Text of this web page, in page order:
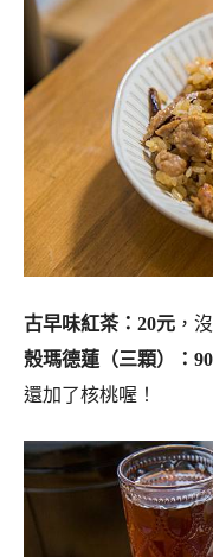
古早味紅茶：20元 ，
殼瑪德蓮（三顆）：
還加了核桃喔！